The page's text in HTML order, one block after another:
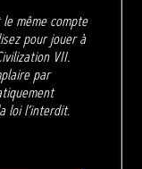
même compte
pour jouer à
VII.
par
loi l’interdit.